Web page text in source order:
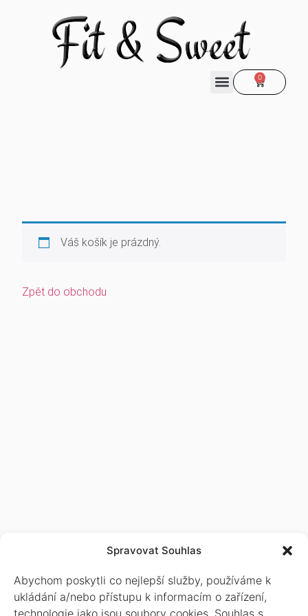
Spravovat Souhlas
Abychom poskytli co nejlepší služby, používáme k
ukládání a/nebo přístupu k informacím o zařízení,
technologie jako jsou soubory cookies. Souhlas s
0
Váš košík je prázdný.
Zpět do obchodu
01 Moravský Krumlov
PŘIHLÁSIT K ODBĚRU